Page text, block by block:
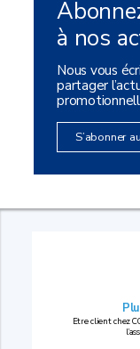
à nos
Nous vous
partager
S’abonner
Etre client chez